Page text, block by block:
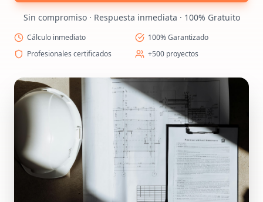
Sin compromiso · Respuesta inmediata · 100% Gratuito
Cálculo inmediato
100% Garantizado
Profesionales certificados
+500 proyectos